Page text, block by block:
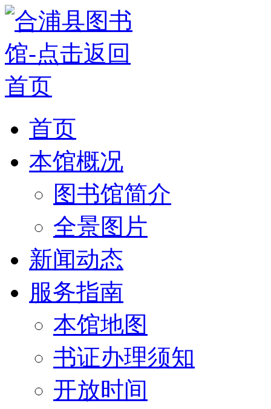
首页
本馆概况
图书馆简介
全景图片
新闻动态
服务指南
本馆地图
书证办理须知
开放时间